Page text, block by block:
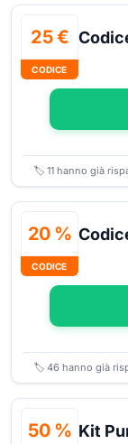
25 €
CODICE
🏷️ 11 hanno già
20 %
CODICE
🏷️ 46 hanno già
50 % Kit